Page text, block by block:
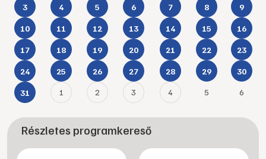
3 4 5 6 7 8 9
10 11 12 13 14 15 16
17 18 19 20 21 22 23
24 25 26 27 28 29 30
31 1 2 3 4 5 6
Részletes programkereső